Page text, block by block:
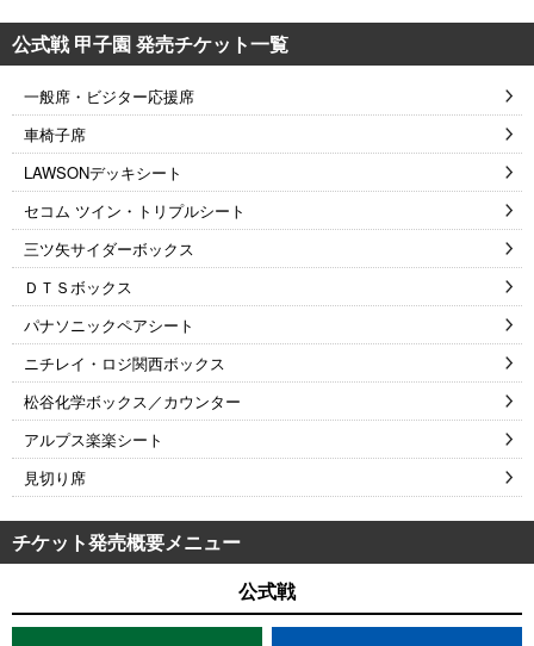
公式戦 甲子園 発売チケット一覧
一般席・ビジター応援席
車椅子席
LAWSONデッキシート
セコム ツイン・トリプルシート
三ツ矢サイダーボックス
ＤＴＳボックス
パナソニックペアシート
ニチレイ・ロジ関西ボックス
松谷化学ボックス／カウンター
アルプス楽楽シート
見切り席
チケット発売概要メニュー
公式戦